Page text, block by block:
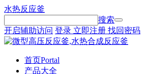
水热反应釜
搜索
开启辅助访问 登录 立即注册 找回密码
首页Portal
产品大全